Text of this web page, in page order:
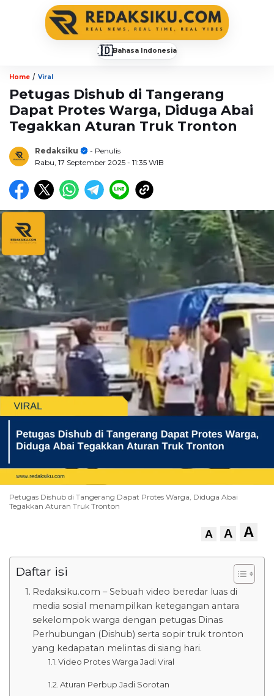
🇮🇩Bahasa Indonesia
Home / Viral
Petugas Dishub di Tangerang
Dapat Protes Warga, Diduga Abai
Tegakkan Aturan Truk Tronton
Redaksiku
- Penulis
Rabu, 17 September 2025 - 11:35 WIB
Petugas Dishub di Tangerang Dapat Protes Warga, Diduga Abai
Tegakkan Aturan Truk Tronton
A A A
Daftar isi
Redaksiku.com – Sebuah video beredar luas di
media sosial menampilkan ketegangan antara
sekelompok warga dengan petugas Dinas
Perhubungan (Dishub) serta sopir truk tronton
yang kedapatan melintas di siang hari.
Video Protes Warga Jadi Viral
Aturan Perbup Jadi Sorotan